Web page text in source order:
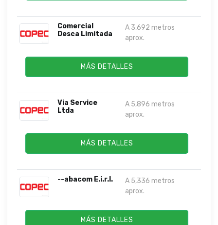
Comercial
Desca Limitada
A 3,692 metros
aprox.
MÁS DETALLES
Via Service
Ltda
A 5,896 metros
aprox.
MÁS DETALLES
--abacom E.i.r.l.
A 5,336 metros
aprox.
MÁS DETALLES